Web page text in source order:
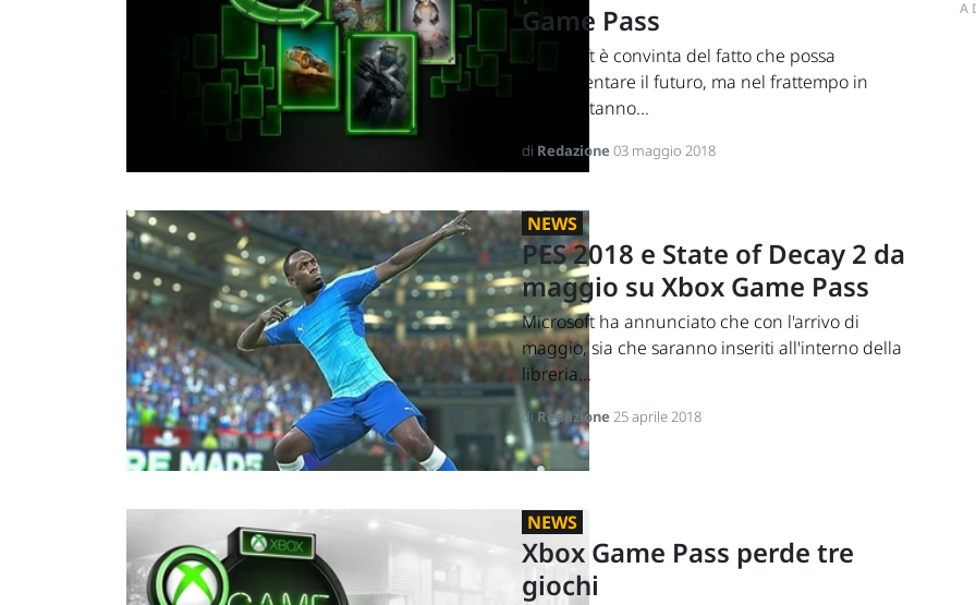
Game Pass
Microsoft è convinta del fatto che possa
rappresentare il futuro, ma nel frattempo in
molti si stanno...
di Redazione03 maggio 2018
NEWS
PES 2018 e State of Decay 2 da
maggio su Xbox Game Pass
Microsoft ha annunciato che con l'arrivo di
maggio, sia che saranno inseriti all'interno della
libreria...
diRedazione25 aprile 2018
NEWS
Xbox Game Pass perde tre
giochi